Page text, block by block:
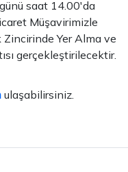
saat 14.00'da
Müşavirimizle
Yer Alma ve
gerçekleştirilecektir.
ulaşabilirsiniz.